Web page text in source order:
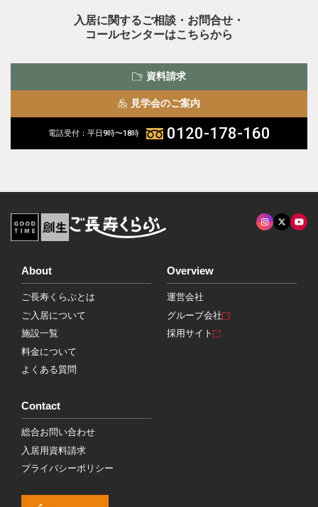
入居に関するご相談・お問合せ・
コールセンターはこちらから
資料請求
見学会のご案内
電話受付：平日9時〜18時 0120-178-160
About
ご長寿くらぶとは
ご入居について
施設一覧
料金について
よくある質問
Overview
運営会社
グループ会社
採用サイト
Contact
総合お問い合わせ
入居用資料請求
プライバシーポリシー